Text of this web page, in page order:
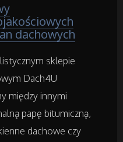
dachowych
sklepie
Dach4U
między innymi
papę bitumiczną,
dachowe czy